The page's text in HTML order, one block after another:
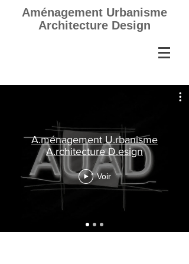
Aménagement Urbanisme
Architecture Design
A.ménagement U.rbanisme
A.rchitecture D.esign
Voir